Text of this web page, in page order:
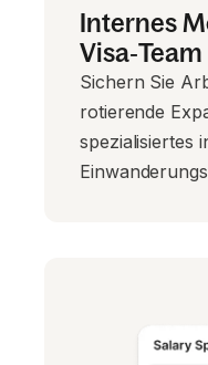
Internes
Visa‑Team
Sichern Sie
rotierende
spezialisiertes